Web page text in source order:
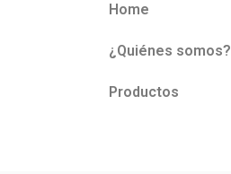
Home
¿Quiénes somos?
Productos